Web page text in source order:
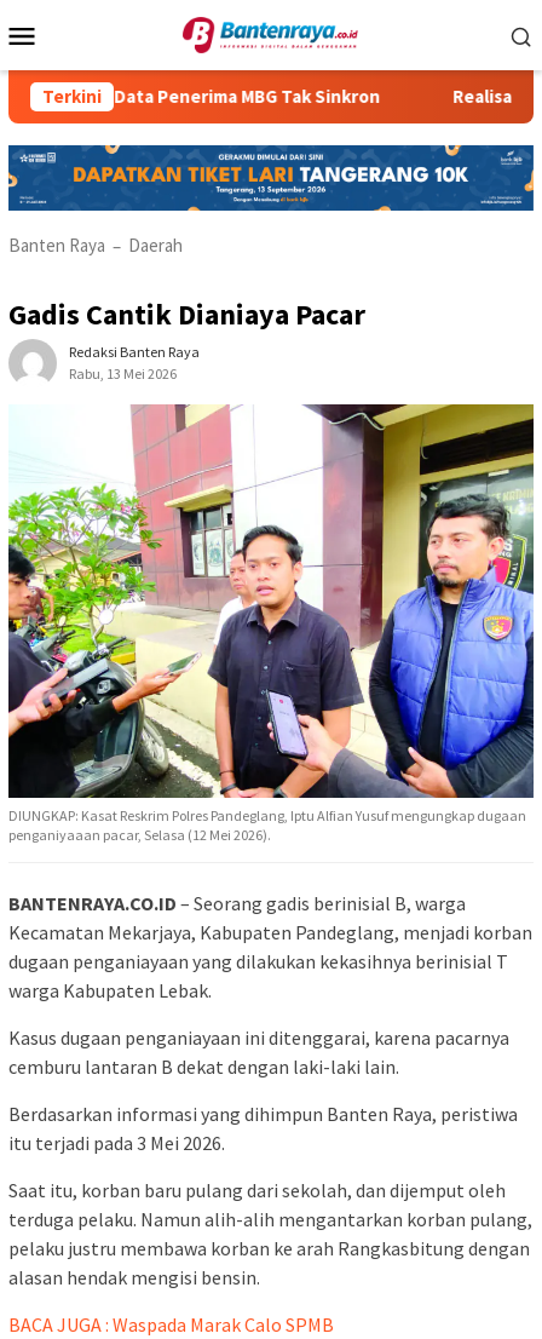
ke
Mobile
Terkini
Data Penerima MBG Tak Sinkron Realisasi
Banten Raya – Daerah
Gadis Cantik Dianiaya Pacar
Redaksi Banten Raya
Rabu, 13 Mei 2026
DIUNGKAP: Kasat Reskrim Polres Pandeglang, Iptu Alfian Yusuf mengungkap dugaan
penganiyaaan pacar, Selasa (12 Mei 2026).
BANTENRAYA.CO.ID – Seorang gadis berinisial B, warga
Kecamatan Mekarjaya, Kabupaten Pandeglang, menjadi korban
dugaan penganiayaan yang dilakukan kekasihnya berinisial T
warga Kabupaten Lebak.
Kasus dugaan penganiayaan ini ditenggarai, karena pacarnya
cemburu lantaran B dekat dengan laki-laki lain.
Berdasarkan informasi yang dihimpun Banten Raya, peristiwa
itu terjadi pada 3 Mei 2026.
Saat itu, korban baru pulang dari sekolah, dan dijemput oleh
terduga pelaku. Namun alih-alih mengantarkan korban pulang,
pelaku justru membawa korban ke arah Rangkasbitung dengan
alasan hendak mengisi bensin.
BACA JUGA : Waspada Marak Calo SPMB